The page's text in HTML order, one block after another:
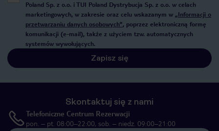
Poland Sp. z o.o. i TUI Poland Dystrybucja Sp. z o.o. w celach
marketingowych, w zakresie oraz celu wskazanym w „Informacji o
przetwarzaniu danych osobowych”, poprzez elektroniczną formę
komunikacji (e-mail), także z użyciem tzw. automatycznych
systemów wywołujących.
Zapisz się
Skontaktuj się z nami
Telefoniczne Centrum Rezerwacji
pon. – pt. 08:00–22:00, sob. – niedz. 09:00–21:00